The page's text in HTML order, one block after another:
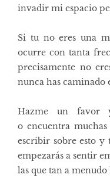
invadir mi espacio
Si tu no eres una
ocurre con tanta
precisamente no
nunca has caminado
Hazme un
o encuentra
escribir sobre esto y
empezarás a sentir
las que tan a